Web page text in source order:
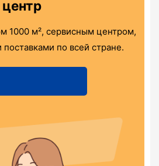
1000 м², сервисным центром,
по всей стране.